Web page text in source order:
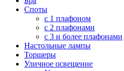
Споты
с 1 плафоном
с 2 плафонами
с 3 и более плафонами
Настольные лампы
Торшеры
Уличное освещение